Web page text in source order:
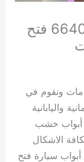
فتح اقفال الصليبيخات 66400322 فتح
ونقوم في
واليابانية
أبواب خشب
الاشكال
سيارة فتح